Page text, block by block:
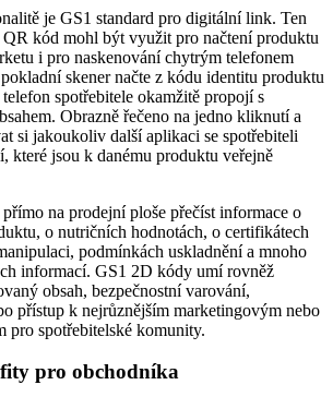
je GS1 standard pro digitální link. Ten
kód mohl být využit pro načtení produktu
i pro naskenování chytrým telefonem
skener načte z kódu identitu produktu
spotřebitele okamžitě propojí s
Obrazně řečeno na jedno kliknutí a
si jakoukoliv další aplikaci se spotřebiteli
které jsou k danému produktu veřejně
na prodejní ploše přečíst informace o
o nutričních hodnotách, o certifikátech
podmínkách uskladnění a mnoho
informací. GS1 2D kódy umí rovněž
obsah, bezpečnostní varování,
přístup k nejrůznějším marketingovým nebo
pro spotřebitelské komunity.
pro obchodníka